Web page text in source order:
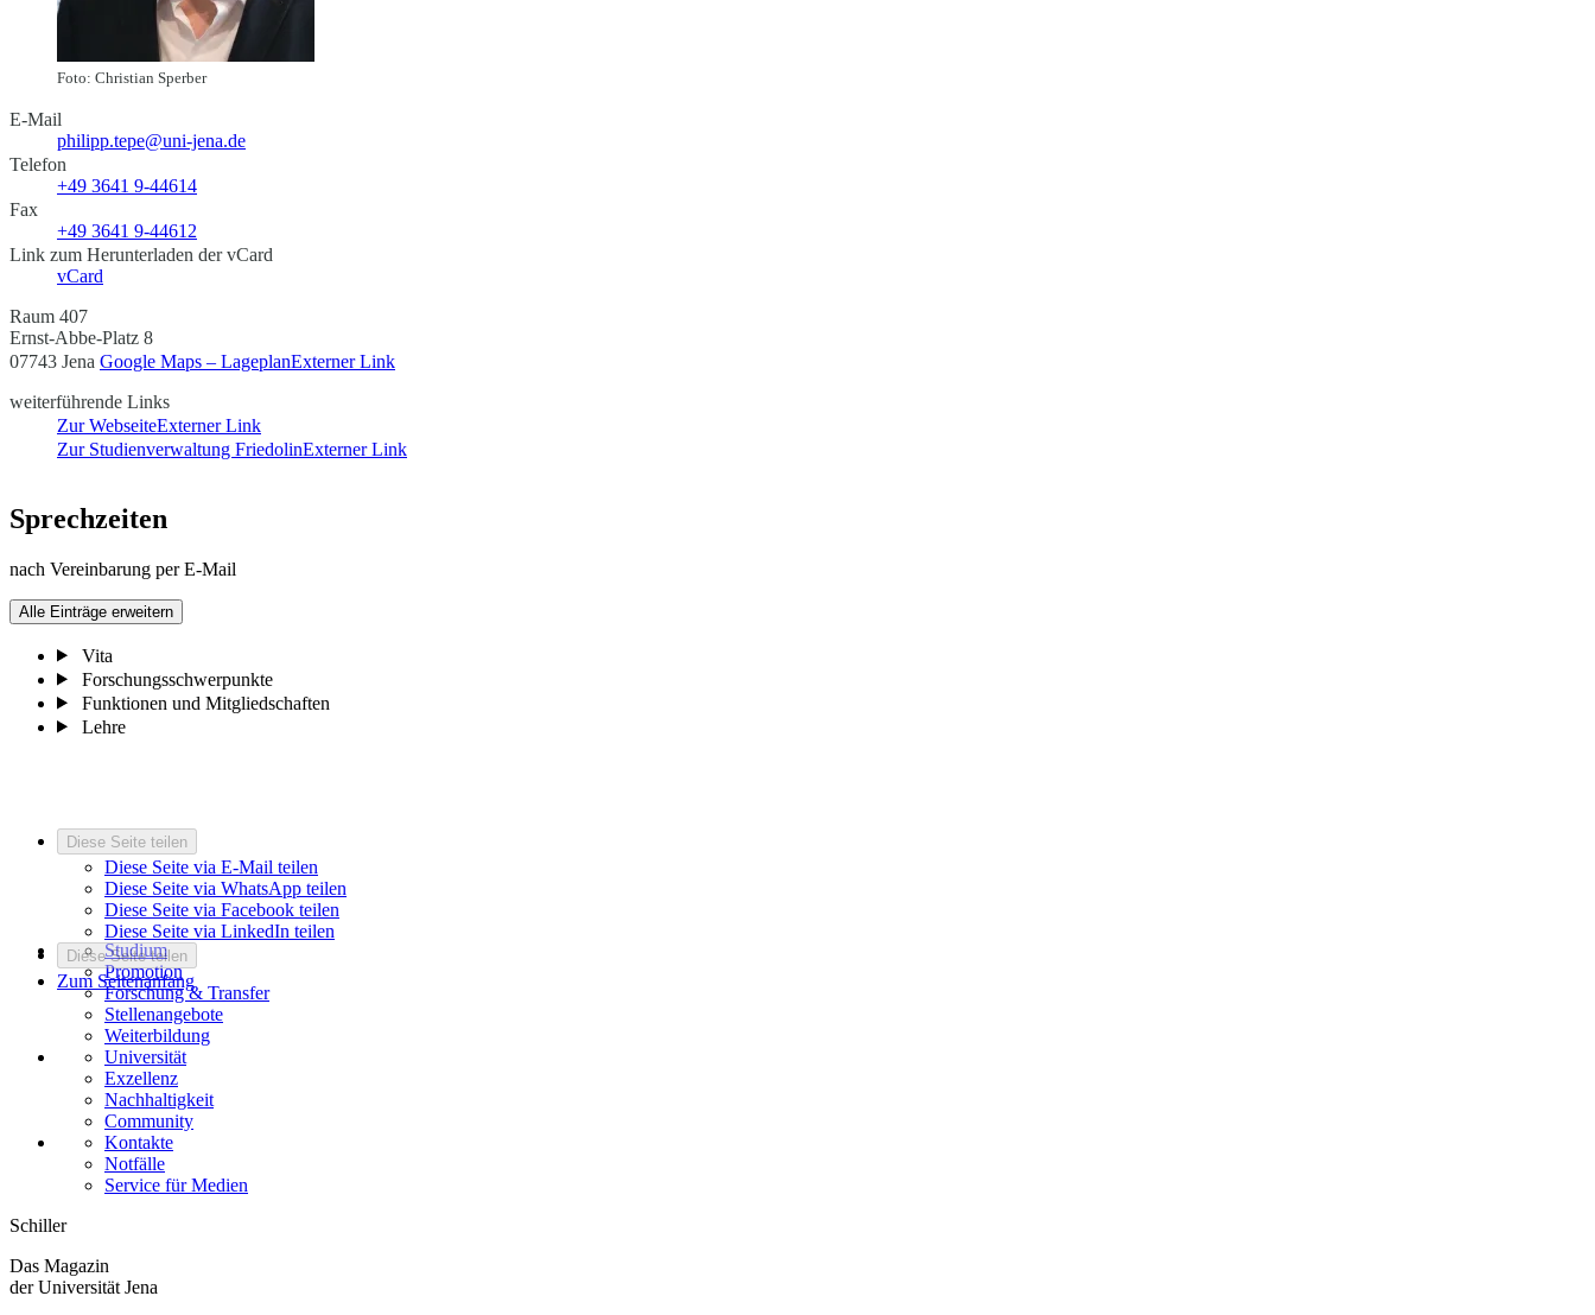
Foto: Christian Sperber
E-Mail
philipp.tepe@uni-jena.de
Telefon
+49 3641 9-44614
Fax
+49 3641 9-44612
Link zum Herunterladen der vCard
vCard
Raum 407
Ernst-Abbe-Platz 8
07743 Jena Google Maps – LageplanExterner Link
weiterführende Links
Zur WebseiteExterner Link
Zur Studienverwaltung FriedolinExterner Link
Sprechzeiten
nach Vereinbarung per E-Mail
Alle Einträge erweitern
Vita
Forschungsschwerpunkte
Funktionen und Mitgliedschaften
Lehre
Diese Seite teilen
Diese Seite via E-Mail teilen
Diese Seite via WhatsApp teilen
Diese Seite via Facebook teilen
Diese Seite via LinkedIn teilen
Diese Seite teilen
Zum Seitenanfang
Studium
Promotion
Forschung & Transfer
Stellenangebote
Weiterbildung
Universität
Exzellenz
Nachhaltigkeit
Community
Kontakte
Notfälle
Service für Medien
Schiller
Das Magazin
der Universität Jena